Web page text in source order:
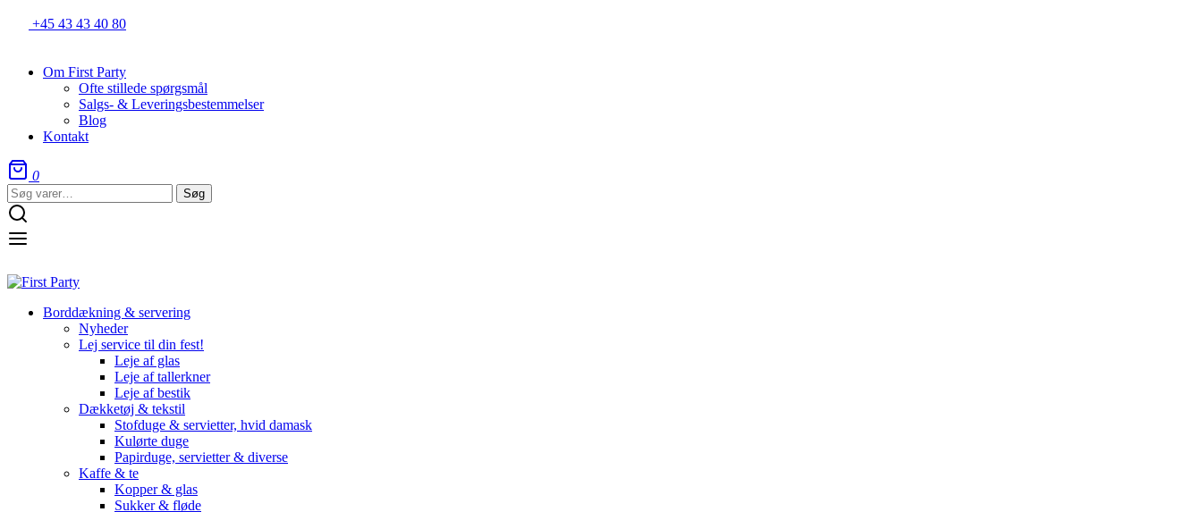
+45 43 43 40 80
Om First Party
Ofte stillede spørgsmål
Salgs- & Leveringsbestemmelser
Blog
Kontakt
0
Søg
efter:
Søg
Borddækning & servering
Nyheder
Lej service til din fest!
Leje af glas
Leje af tallerkner
Leje af bestik
Dækketøj & tekstil
Stofduge & servietter, hvid damask
Kulørte duge
Papirduge, servietter & diverse
Kaffe & te
Kopper & glas
Sukker & fløde